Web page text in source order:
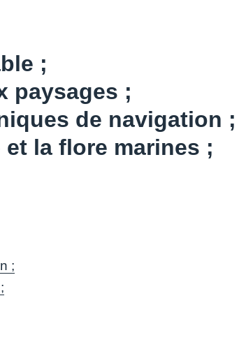
;
paysages ;
de navigation ;
la flore marines ;
;